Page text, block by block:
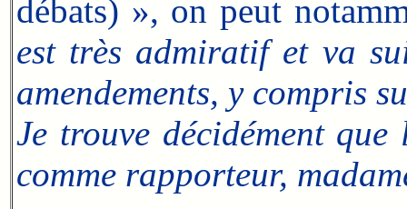
débats) », on peut
est très admiratif et va
amendements, y compris
Je trouve décidément
comme rapporteur,